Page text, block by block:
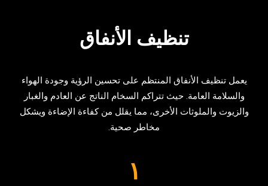
تنظيف الأنفاق
يعمل تنظيف الأنفاق المنتظم على تحسين الرؤية وجودة الهواء
والسلامة العامة. حيث تتراكم السخام الناتج عن العادم والغبار
والزيوت والملوثات الأخرى، مما يقلل من كفاءة الإضاءة ويشكل
مخاطر صحية.
١